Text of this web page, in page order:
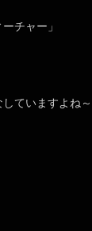
チャー」
ていますよね～